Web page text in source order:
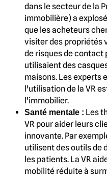
dans le secteur de la
immobilière) a
que les acheteurs
visiter des propriétés
de risques de contact
utilisaient des
maisons. Les experts
l'utilisation de la VR
l'immobilier.
Santé mentale : Les
VR pour aider leurs
innovante. Par
utilisent des outils de
les patients. La VR
mobilité réduite à